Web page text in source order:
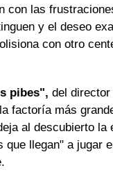
con las
y el deseo
con otro
pibes", del director
factoría más
al descubierto la
que llegan" a jugar